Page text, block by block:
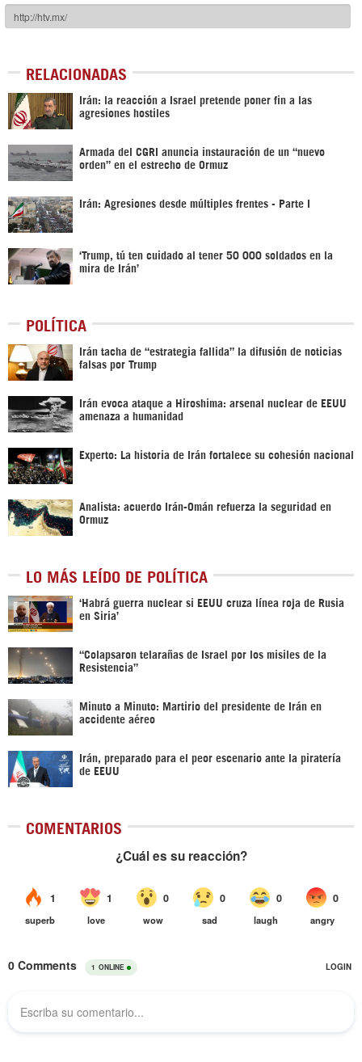
RELACIONADAS
Irán: la reacción a Israel pretende poner fin a las
agresiones hostiles
Armada del CGRI anuncia instauración de un “nuevo
orden” en el estrecho de Ormuz
Irán: Agresiones desde múltiples frentes - Parte I
‘Trump, tú ten cuidado al tener 50 000 soldados en la
mira de Irán’
POLÍTICA
Irán tacha de “estrategia fallida” la difusión de noticias
falsas por Trump
Irán evoca ataque a Hiroshima: arsenal nuclear de EEUU
amenaza a humanidad
Experto: La historia de Irán fortalece su cohesión nacional
Analista: acuerdo Irán-Omán refuerza la seguridad en
Ormuz
LO MÁS LEÍDO DE POLÍTICA
‎‘Habrá guerra nuclear si EEUU cruza línea roja de Rusia
en Siria’‎
“Colapsaron telarañas de Israel por los misiles de la
Resistencia”
Minuto a Minuto: Martirio del presidente de Irán en
accidente aéreo
Irán, preparado para el peor escenario ante la piratería
de EEUU
COMENTARIOS